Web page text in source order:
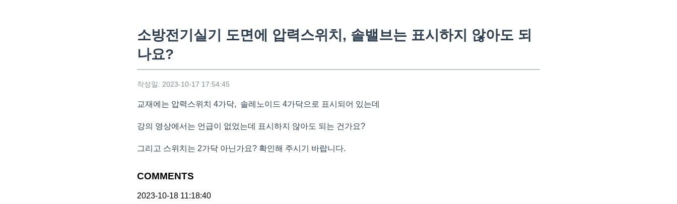
소방전기실기 도면에 압력스위치, 솔밸브는 표시하지 않아도 되
나요?
작성일: 2023-10-17 17:54:45
교재에는 압력스위치 4가닥, 솔레노이드 4가닥으로 표시되어 있는데
강의 영상에서는 언급이 없었는데 표시하지 않아도 되는 건가요?
그리고 스위치는 2가닥 아닌가요? 확인해 주시기 바랍니다.
COMMENTS
2023-10-18 11:18:40